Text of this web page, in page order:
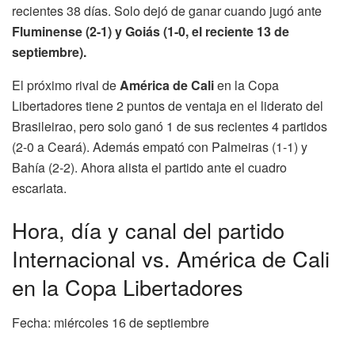
recientes 38 días. Solo dejó de ganar cuando jugó ante
Fluminense (2-1) y Goiás (1-0, el reciente 13 de
septiembre).
El próximo rival deAmérica de Calien la Copa
Libertadores tiene 2 puntos de ventaja en el liderato del
Brasileirao, pero solo ganó 1 de sus recientes 4 partidos
(2-0 a Ceará). Además empató con Palmeiras (1-1) y
Bahía (2-2). Ahora alista el partido ante el cuadro
escarlata.
Hora, día y canal del partido
Internacional vs. América de Cali
en la Copa Libertadores
Fecha: miércoles 16 de septiembre